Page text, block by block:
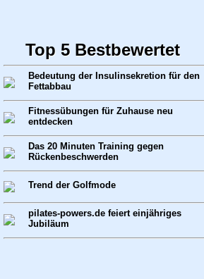
Top 5 Bestbewertet
Bedeutung der Insulinsekretion für den
Fettabbau
Fitnessübungen für Zuhause neu
entdecken
Das 20 Minuten Training gegen
Rückenbeschwerden
Trend der Golfmode
pilates-powers.de feiert einjähriges
Jubiläum